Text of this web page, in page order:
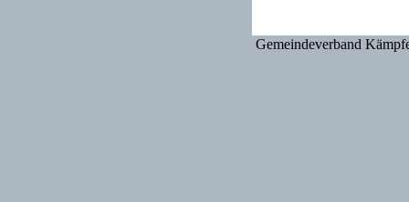
Gemeindeverband